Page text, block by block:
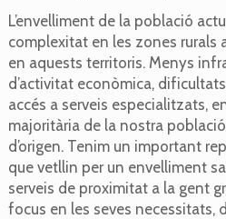
L’envelliment de la població
complexitat en les zones rurals
en aquests territoris. Menys
d’activitat econòmica,
accés a serveis especialitzats,
majoritària de la nostra
d’origen. Tenim un important
que vetllin per un envelliment
serveis de proximitat a la gent
focus en les seves necessitats,